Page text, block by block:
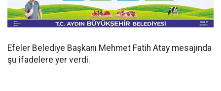
Efeler Belediye Başkanı Mehmet Fatih Atay mesajında
şu ifadelere yer verdi.